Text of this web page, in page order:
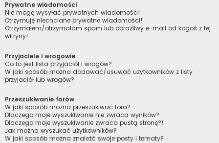
Prywatne wiadomości
Nie mogę wysyłać prywatnych wiadomości!
Otrzymuję niechciane prywatne wiadomości!
Otrzymałem/otrzymałam spam lub obraźliwy e-mail od kogoś z tej
witryny!
Przyjaciele i wrogowie
Co to jest lista przyjaciół i wrogów?
W jaki sposób można dodawać/usuwać użytkowników z listy
przyjaciół lub wrogów?
Przeszukiwanie forów
W jaki sposób można przeszukiwać fora?
Dlaczego moje wyszukiwanie nie zwraca wyników?
Dlaczego moje wyszukiwanie zwraca pustą stronę?!
Jak można wyszukać użytkowników?
W jaki sposób można znaleźć swoje posty i tematy?